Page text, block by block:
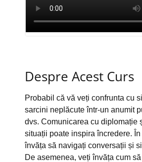
Despre Acest Curs
Probabil că vă veți confrunta cu
sarcini neplăcute într-un anumit
dvs. Comunicarea cu diplomație
situații poate inspira încredere.
învăța să navigați conversații și
De asemenea, veți învăța cum